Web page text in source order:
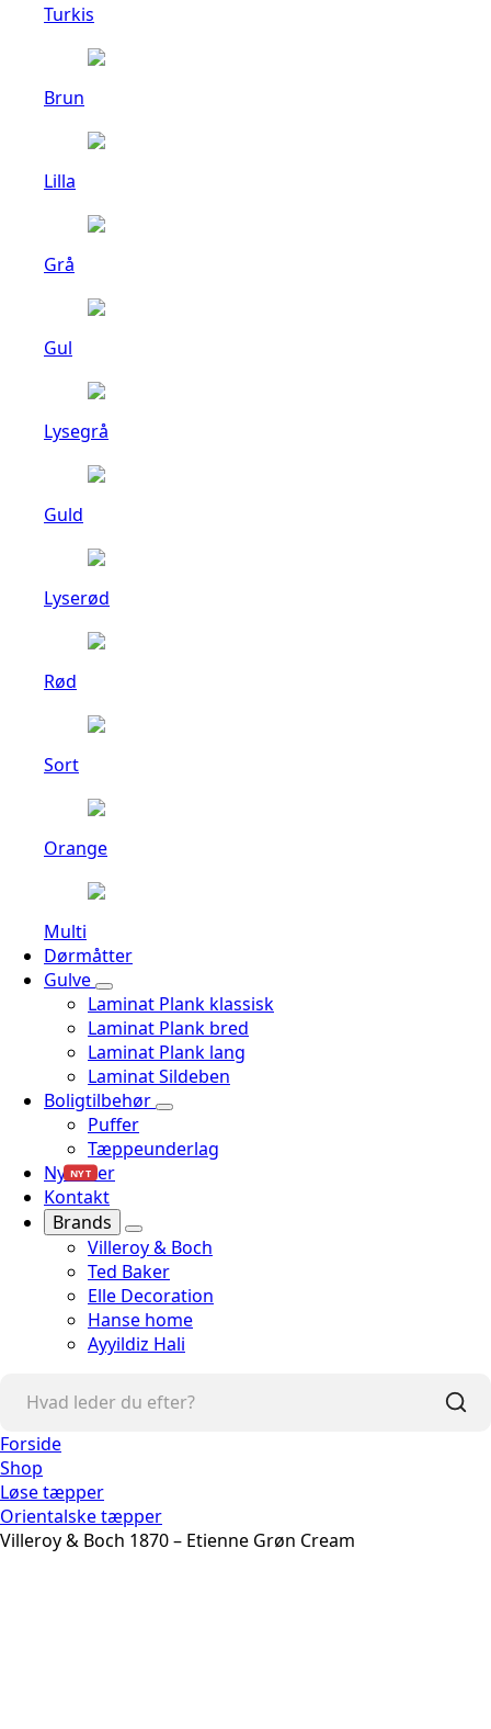
Turkis
Brun
Lilla
Grå
Gul
Lysegrå
Guld
Lyserød
Rød
Sort
Orange
Multi
Dørmåtter
Gulve
Laminat Plank klassisk
Laminat Plank bred
Laminat Plank lang
Laminat Sildeben
Boligtilbehør
Puffer
Tæppeunderlag
Nyheder
NYT
Kontakt
Brands
Villeroy & Boch
Ted Baker
Elle Decoration
Hanse home
Ayyildiz Hali
Forside
Shop
Løse tæpper
Orientalske tæpper
Villeroy & Boch 1870 – Etienne Grøn Cream